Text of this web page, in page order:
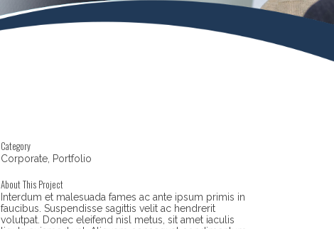
Category
Corporate, Portfolio
About This Project
Interdum et malesuada fames ac ante ipsum primis in
faucibus. Suspendisse sagittis velit ac hendrerit
volutpat. Donec eleifend nisl metus, sit amet iaculis